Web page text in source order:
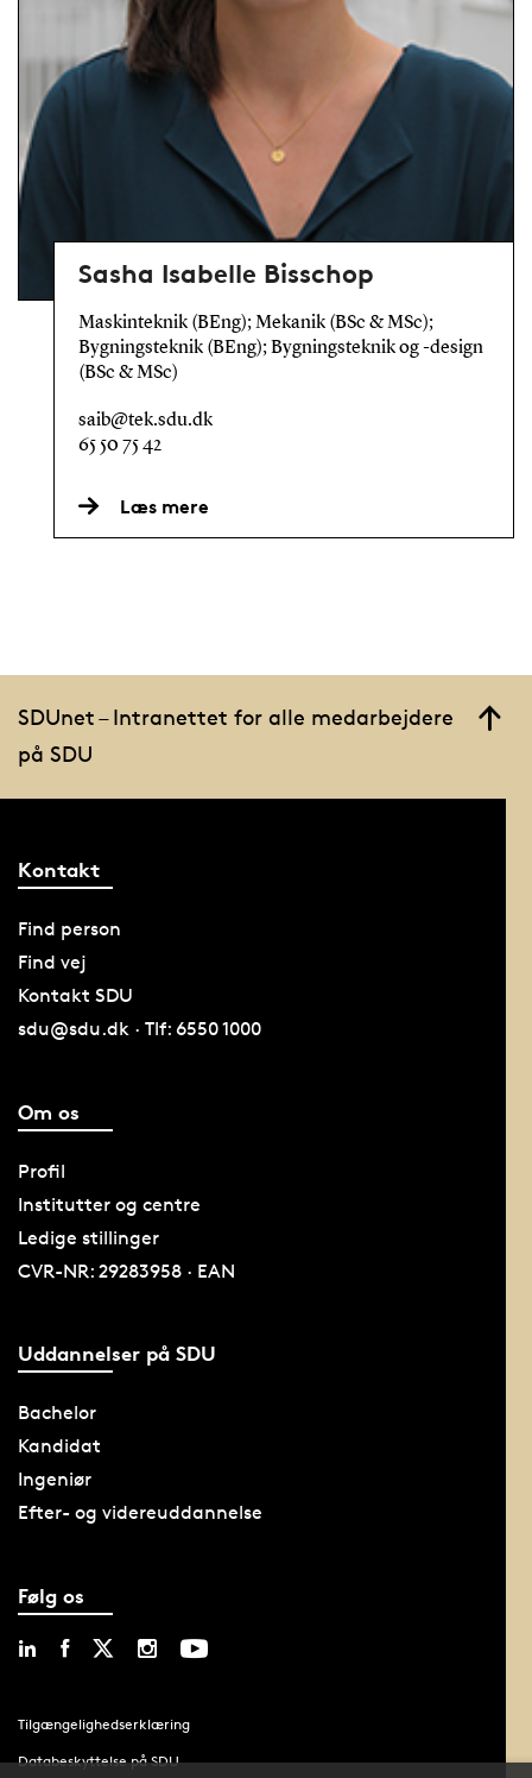
Sasha Isabelle Bisschop
Maskinteknik (BEng); Mekanik (BSc & MSc);
Bygningsteknik (BEng); Bygningsteknik og -design
(BSc & MSc)
saib@tek.sdu.dk
65 50 75 42
Læs mere
SDUnet – Intranettet for alle medarbejdere
på SDU
Kontakt
Find person
Find vej
Kontakt SDU
sdu@sdu.dk · Tlf: 6550 1000
Om os
Profil
Institutter og centre
Ledige stillinger
CVR-NR: 29283958 · EAN
Uddannelser på SDU
Bachelor
Kandidat
Ingeniør
Efter- og videreuddannelse
Følg os
Tilgængelighedserklæring
Databeskyttelse på SDU